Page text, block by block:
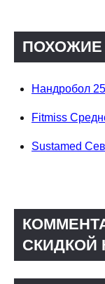
ПОХОЖИЕ
Нандробол
Fitmiss
Sustamed
СКИДКОЙ